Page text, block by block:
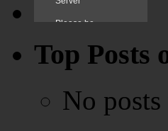
Top Posts
No